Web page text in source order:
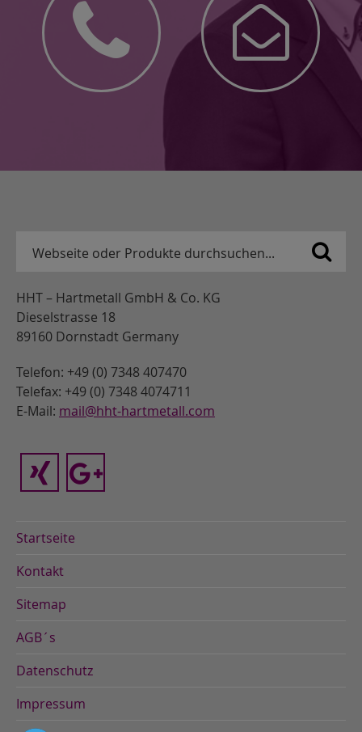
HHT – Hartmetall GmbH & Co. KG
Dieselstrasse 18
89160 Dornstadt Germany
Telefon: +49 (0) 7348 407470
Telefax: +49 (0) 7348 4074711
E-Mail: mail@hht-hartmetall.com
Startseite
Kontakt
Sitemap
AGB´s
Datenschutz
Impressum